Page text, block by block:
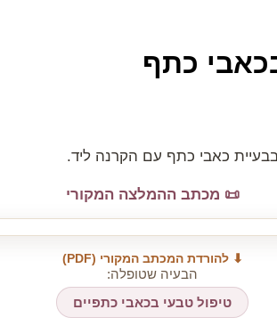
כתף
כאבי כתף עם הקרנה ליד.
📜 מכתב ההמלצה המקורי
⬇ להורדת המכתב המקורי (PDF)
הבעיה שטופלה:
טיפול טבעי בכאבי כתפיים